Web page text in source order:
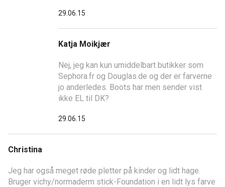
29.06.15
Katja Moikjær
Nej, jeg kan kun umiddelbart butikker som
Sephora.fr og Douglas.de og der er farverne
jo anderledes. Boots har men sender vist
ikke EL til DK?
29.06.15
Christina
Jeg har også meget røde pletter på kinder og lidt hage.
Bruger vichy/normaderm stick-Foundation i en lidt lys farve